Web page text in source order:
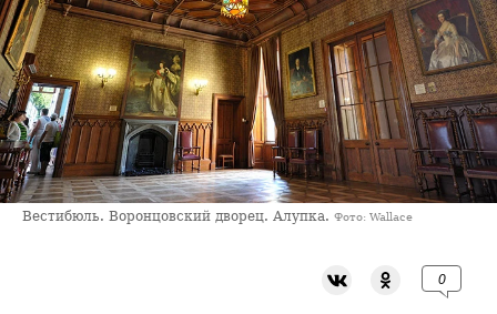
Вестибюль. Воронцовский дворец. Алупка. Фото: Wallace
0